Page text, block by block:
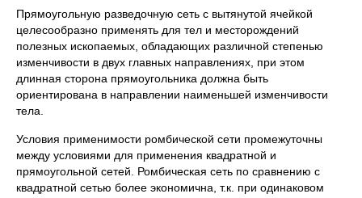
Прямоугольную разведочную сеть с вытянутой ячейкой
целесообразно применять для тел и месторождений
полезных ископаемых, обладающих различной степенью
изменчивости в двух главных направлениях, при этом
длинная сторона прямоугольника должна быть
ориентирована в направлении наименьшей изменчивости
тела.
Условия применимости ромбической сети промежуточны
между условиями для применения квадратной и
прямоугольной сетей. Ромбическая сеть по сравнению с
квадратной сетью более экономична, т.к. при одинаковом